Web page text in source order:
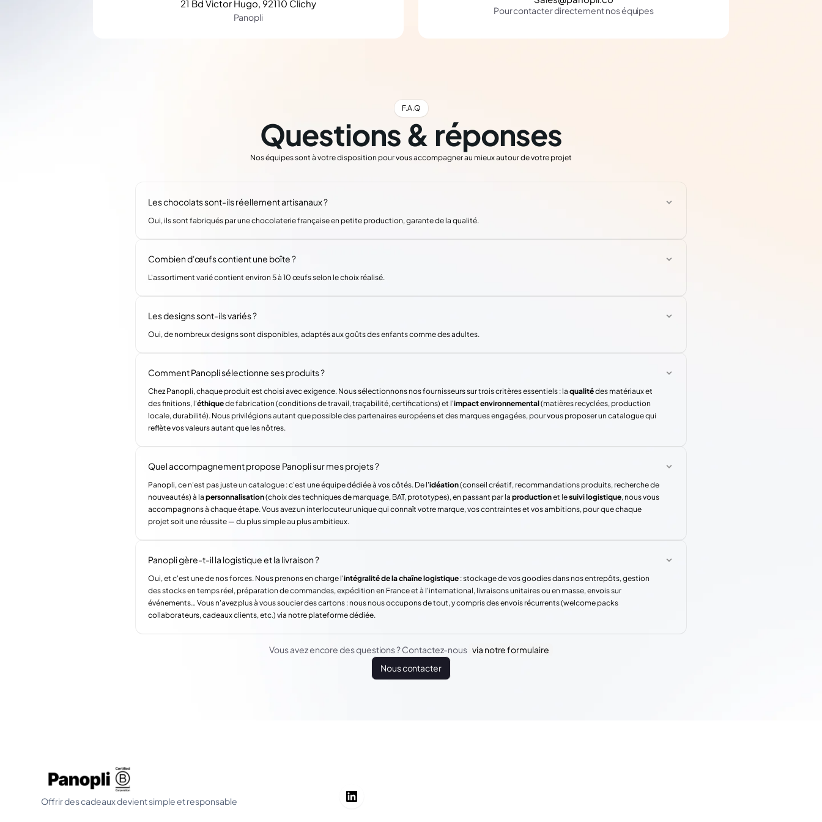
21 Bd Victor Hugo, 92110 Clichy
Panopli
Pour contacter directement nos équipes
F.A.Q
Questions & réponses
Nos équipes sont à votre disposition pour vous accompagner au mieux autour de votre projet
Les chocolats sont-ils réellement artisanaux ?
Oui, ils sont fabriqués par une chocolaterie française en petite production, garante de la qualité.
Combien d'œufs contient une boîte ?
L'assortiment varié contient environ 5 à 10 œufs selon le choix réalisé.
Les designs sont-ils variés ?
Oui, de nombreux designs sont disponibles, adaptés aux goûts des enfants comme des adultes.
Comment Panopli sélectionne ses produits ?
Chez Panopli, chaque produit est choisi avec exigence. Nous sélectionnons nos fournisseurs sur trois critères essentiels : la qualitédes matériaux et
des finitions, l'éthiquede fabrication (conditions de travail, traçabilité, certifications) et l'impact environnemental(matières recyclées, production
locale, durabilité). Nous privilégions autant que possible des partenaires européens et des marques engagées, pour vous proposer un catalogue qui
reflète vos valeurs autant que les nôtres.
Quel accompagnement propose Panopli sur mes projets ?
Panopli, ce n'est pas juste un catalogue : c'est une équipe dédiée à vos côtés. De l'idéation(conseil créatif, recommandations produits, recherche de
nouveautés) à la personnalisation(choix des techniques de marquage, BAT, prototypes), en passant par la productionet lesuivi logistique, nous vous
accompagnons à chaque étape. Vous avez un interlocuteur unique qui connaît votre marque, vos contraintes et vos ambitions, pour que chaque
projet soit une réussite — du plus simple au plus ambitieux.
Panopli gère-t-il la logistique et la livraison ?
Oui, et c'est une de nos forces. Nous prenons en charge l'intégralité de la chaîne logistique : stockage de vos goodies dans nos entrepôts, gestion
des stocks en temps réel, préparation de commandes, expédition en France et à l'international, livraisons unitaires ou en masse, envois sur
événements… Vous n'avez plus à vous soucier des cartons : nous nous occupons de tout, y compris des envois récurrents (welcome packs
collaborateurs, cadeaux clients, etc.) via notre plateforme dédiée.
Vous avez encore des questions ? Contactez-nous via notre formulaire
Nous contacter
Offrir des cadeaux devient simple et responsable